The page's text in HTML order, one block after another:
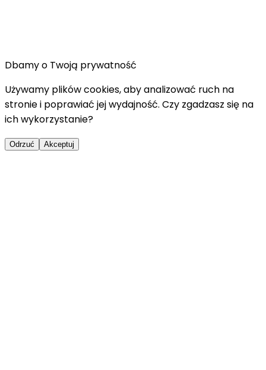
Dbamy o Twoją prywatność
Używamy plików cookies, aby analizować ruch na
stronie i poprawiać jej wydajność. Czy zgadzasz się na
ich wykorzystanie?
Odrzuć Akceptuj